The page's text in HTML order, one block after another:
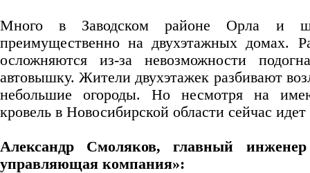
Много в Заводском районе Орла и
преимущественно на двухэтажных домах.
осложняются из-за невозможности
автовышку. Жители двухэтажек разбивают
небольшие огороды. Но несмотря на
кровель в Новосибирской области сейчас
Александр Смоляков, главный
управляющая компания»: